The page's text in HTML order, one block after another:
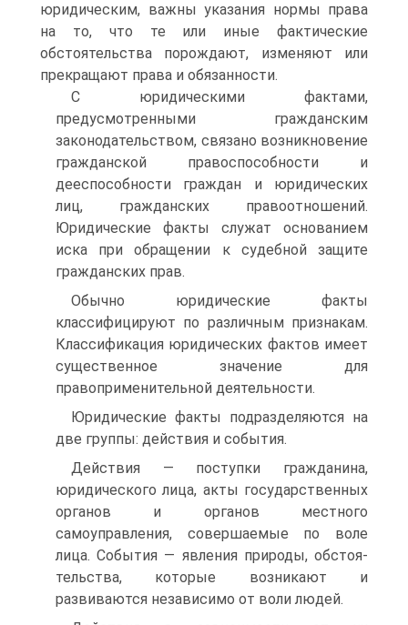
юридическим, важны указания нор­мы права
на то, что те или иные фактические
обстоятельства по­рождают, изменяют или
прекращают права и обязанности.
С юридическими фактами,
предусмотренными гражданским
законодательством, связано возникновение
гражданской право­способности и
дееспособности граждан и юридических
лиц, гра­жданских правоотношений.
Юридические факты служат основа­нием
иска при обращении к судебной защите
гражданских прав.
Обычно юридические факты
классифицируют по различным признакам.
Классификация юридических фактов имеет
сущест­венное значение для
правоприменительной деятельности.
Юридические факты подразделяются на
две группы: действия и события.
Действия — поступки гражданина,
юридического лица, акты государственных
органов и органов местного
самоуправления, совершаемые по воле
лица. События — явления природы, обстоя­
тельства, которые возникают и
развиваются независимо от воли людей.